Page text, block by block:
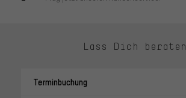
Lass Dich beraten
Terminbuchung